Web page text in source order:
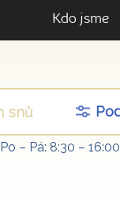
Kdo jsme
Po – Pá: 8:30 – 16:00